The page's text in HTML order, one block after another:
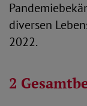
diversen
2022.
2